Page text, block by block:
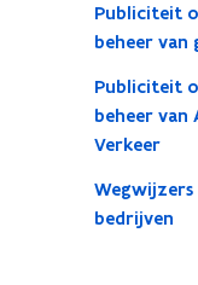
Publiciteit
beheer van
Publiciteit
beheer van
Verkeer
Wegwijzers
bedrijven